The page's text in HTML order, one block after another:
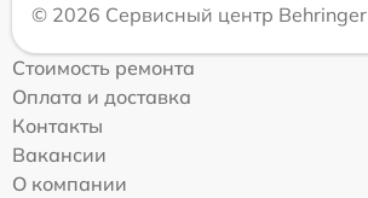
© 2026 Сервисный центр Behringer
Стоимость ремонта
Оплата и доставка
Контакты
Вакансии
О компании